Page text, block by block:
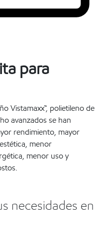
para
Vistamaxx™, polietileno de
avanzados se han
rendimiento, mayor
menor
menor uso y
necesidades en